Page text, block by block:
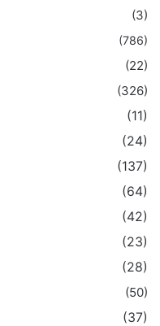
(3)
(786)
(22)
(326)
(11)
(24)
(137)
(64)
(42)
(23)
(28)
(50)
(37)